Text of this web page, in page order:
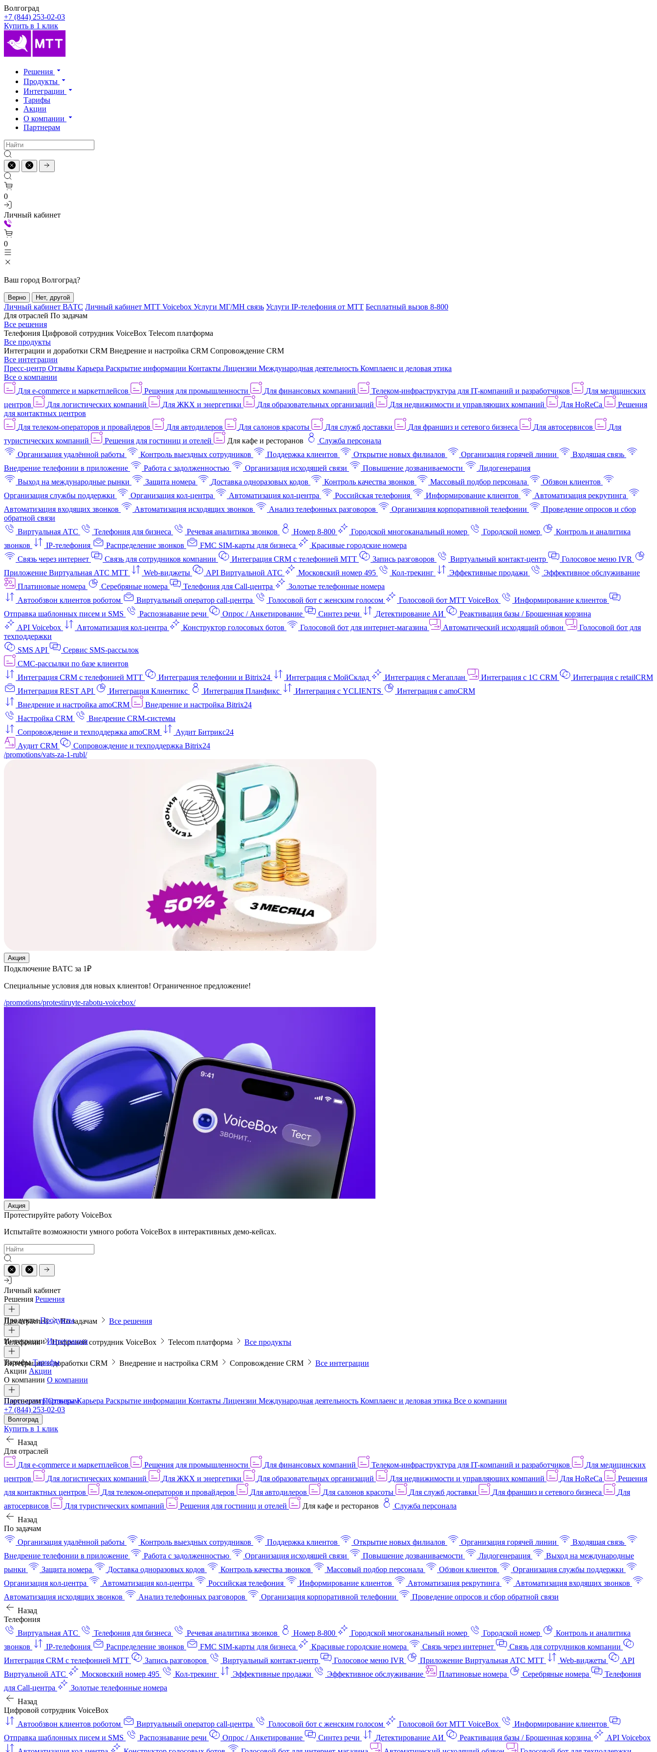
Волгоград
+7 (844) 253-02-03
Купить в 1 клик
Решения
Продукты
Интеграции
Тарифы
Акции
О компании
Партнерам
0
Личный кабинет
0
Ваш город Волгоград?
Верно Нет, другой
Личный кабинет ВАТС Личный кабинет МТТ Voicebox Услуги МГ/МН связь Услуги IP-телефония от МТТ Бесплатный вызов 8-800
Для отраслей По задачам
Все решения
Телефония Цифровой сотрудник VoiceBox Telecom платформа
Все продукты
Интеграции и доработки CRM Внедрение и настройка CRM Сопровождение CRM
Все интеграции
Пресс-центр Отзывы Карьера Раскрытие информации Контакты Лицензии Международная деятельность Комплаенс и деловая этика
Все о компании
Для e-commerce и маркетплейсов
Решения для промышленности Для финансовых компаний Телеком-инфраструктура для IT-компаний и разработчиков
Для медицинских
центров
Для логистических компаний Для ЖКХ и энергетики Для образовательных организаций Для недвижимости и управляющих компаний Для HoReCa
Решения
для контактных центров
Для телеком-операторов и провайдеров
Для автодилеров Для салонов красоты Для служб доставки Для франшиз и сетевого бизнеса Для автосервисов
Для
туристических компаний
Решения для гостиниц и отелей Для кафе и ресторанов
Служба персонала
Организация удалённой работы
Контроль выездных сотрудников Поддержка клиентов Открытие новых филиалов Организация горячей линии
Входящая связь
Внедрение телефонии в приложение
Работа с задолженностью Организация исходящей связи Повышение дозваниваемости
Лидогенерация
Выход на международные рынки
Защита номера Доставка одноразовых кодов Контроль качества звонков Массовый подбор персонала
Обзвон клиентов
Организация службы поддержки
Организация кол-центра Автоматизация кол-центра Российская телефония Информирование клиентов
Автоматизация рекрутинга
Автоматизация входящих звонков
Автоматизация исходящих звонков Анализ телефонных разговоров Организация корпоративной телефонии
Проведение опросов и сбор
обратной связи
Виртуальная АТС
Телефония для бизнеса Речевая аналитика звонков Номер 8-800 Городской многоканальный номер Городской номер
Контроль и аналитика
звонков
IP-телефония Распределение звонков FMC SIM-карты для бизнеса
Красивые городские номера
Связь через интернет
Связь для сотрудников компании Интеграция CRM с телефонией МТТ Запись разговоров Виртуальный контакт‑центр
Голосовое меню IVR
Приложение Виртуальная АТС МТТ
Web-виджеты API Виртуальной АТС Московский номер 495 Кол-трекинг Эффективные продажи
Эффективное обслуживание
Платиновые номера
Серебряные номера Телефония для Call-центра
Золотые телефонные номера
Автообзвон клиентов роботом
Виртуальный оператор call-центра Голосовой бот с женским голосом Голосовой бот МТТ VoiceBox
Информирование клиентов
Отправка шаблонных писем и SMS
Распознавание речи Опрос / Анкетирование Синтез речи Детектирование АИ
Реактивация базы / Брошенная корзина
API Voicebox
Автоматизация кол‑центра Конструктор голосовых ботов Голосовой бот для интернет‑магазина Автоматический исходящий обзвон
Голосовой бот для
техподдержки
SMS API
Сервис SMS-рассылок
СМС-рассылки по базе клиентов
Интеграция CRM с телефонией МТТ
Интеграция телефонии и Bitrix24 Интеграция с МойСклад Интеграция с Мегаплан Интеграция с 1C CRM
Интеграция с retailCRM
Интеграция REST API
Интеграция Клиентикс Интеграция Планфикс Интеграция с YCLIENTS
Интеграция с amoCRM
Внедрение и настройка amoCRM
Внедрение и настройка Bitrix24
Настройка CRM
Внедрение CRM-системы
Сопровождение и техподдержка amoCRM
Аудит Битрикс24
Аудит CRM
Сопровождение и техподдержка Bitrix24
/promotions/vats-za-1-rubl/
Акция
Подключение ВАТС за 1₽
Специальные условия для новых клиентов! Ограниченное предложение!
/promotions/protestiruyte-rabotu-voicebox/
Акция
Протестируйте работу VoiceBox
Испытайте возможности умного робота VoiceBox в интерактивных демо-кейсах.
Личный кабинет
Решения Решения
Для отраслей По задачам Все решения
ПродуктыПродукты
Телефония Цифровой сотрудник VoiceBox Telecom платформа Все продукты
ИнтеграцииИнтеграции
Интеграции и доработки CRM Внедрение и настройка CRM Сопровождение CRM Все интеграции
ТарифыТарифы
Акции Акции
О компании О компании
Пресс-центрОтзывыКарьера Раскрытие информации Контакты Лицензии Международная деятельность Комплаенс и деловая этика Все о компании
ПартнерамПартнерам
+7 (844) 253-02-03
Волгоград
Купить в 1 клик
Назад
Для отраслей
Для e-commerce и маркетплейсов
Решения для промышленности Для финансовых компаний Телеком-инфраструктура для IT-компаний и разработчиков
Для медицинских
центров
Для логистических компаний Для ЖКХ и энергетики Для образовательных организаций Для недвижимости и управляющих компаний Для HoReCa
Решения
для контактных центров
Для телеком-операторов и провайдеров Для автодилеров Для салонов красоты Для служб доставки Для франшиз и сетевого бизнеса
Для
автосервисов
Для туристических компаний Решения для гостиниц и отелей Для кафе и ресторанов
Служба персонала
Назад
По задачам
Организация удалённой работы
Контроль выездных сотрудников Поддержка клиентов Открытие новых филиалов Организация горячей линии
Входящая связь
Внедрение телефонии в приложение
Работа с задолженностью Организация исходящей связи Повышение дозваниваемости Лидогенерация
Выход на международные
рынки
Защита номера Доставка одноразовых кодов Контроль качества звонков Массовый подбор персонала Обзвон клиентов
Организация службы поддержки
Организация кол-центра
Автоматизация кол-центра Российская телефония Информирование клиентов Автоматизация рекрутинга
Автоматизация входящих звонков
Автоматизация исходящих звонков
Анализ телефонных разговоров Организация корпоративной телефонии
Проведение опросов и сбор обратной связи
Назад
Телефония
Виртуальная АТС
Телефония для бизнеса Речевая аналитика звонков Номер 8-800 Городской многоканальный номер Городской номер
Контроль и аналитика
звонков
IP-телефония Распределение звонков FMC SIM-карты для бизнеса Красивые городские номера Связь через интернет
Связь для сотрудников компании
Интеграция CRM с телефонией МТТ
Запись разговоров Виртуальный контакт‑центр Голосовое меню IVR Приложение Виртуальная АТС МТТ Web-виджеты
API
Виртуальной АТС
Московский номер 495 Кол-трекинг Эффективные продажи Эффективное обслуживание Платиновые номера Серебряные номера
Телефония
для Call-центра
Золотые телефонные номера
Назад
Цифровой сотрудник VoiceBox
Автообзвон клиентов роботом
Виртуальный оператор call-центра Голосовой бот с женским голосом Голосовой бот МТТ VoiceBox
Информирование клиентов
Отправка шаблонных писем и SMS
Распознавание речи Опрос / Анкетирование Синтез речи Детектирование АИ Реактивация базы / Брошенная корзина
API Voicebox